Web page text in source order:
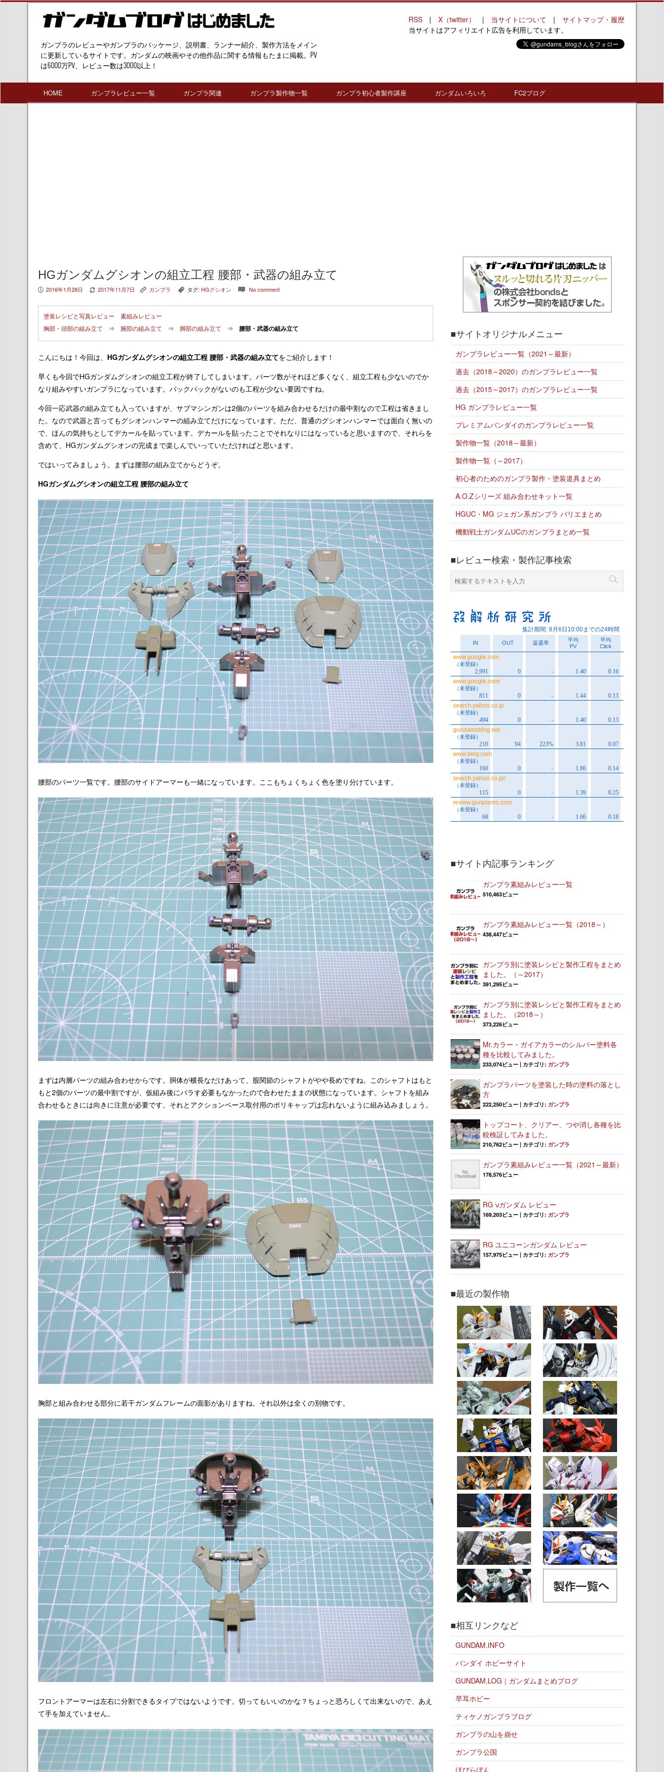
ガンプラのレビューやガンプラのパッケージ、説明書、ランナー紹介、製作方法をメイン
に更新しているサイトです。ガンダムの映画やその他作品に関する情報もたまに掲載。PV
は6000万PV、レビュー数は3000以上！
RSS | X（twitter） | 当サイトについて | サイトマップ・履歴
当サイトはアフィリエイト広告を利用しています。
HOME ガンプラレビュー一覧 ガンプラ関連 ガンプラ製作物一覧 ガンプラ初心者製作講座 ガンダムいろいろ FC2ブログ
HGガンダムグシオンの組立工程 腰部・武器の組み立て
P 2016年1月28日 V 2017年11月7日 K ガンプラ , タグ: HGグシオン c No comment
塗装レシピと写真レビュー
素組みレビュー
胸部・頭部の組み立て ⇒ 腕部の組み立て ⇒ 脚部の組み立て ⇒ 腰部・武器の組み立て
こんにちは！今回は、 HGガンダムグシオンの組立工程 腰部・武器の組み立てをご紹介します！
早くも今回でHGガンダムグシオンの組立工程が終了してしまいます。パーツ数がそれほど多くなく、組立工程も少ないのでか
なり組みやすいガンプラになっています。バックパックがないのも工程が少ない要因ですね。
今回一応武器の組み立ても入っていますが、サブマシンガンは2個のパーツを組み合わせるだけの最中割なので工程は省きまし
た。なので武器と言ってもグシオンハンマーの組み立てだけになっています。ただ、普通のグシオンハンマーでは面白く無いの
で、ほんの気持ちとしてデカールを貼っています。デカールを貼ったことでそれなりにはなっていると思いますので、それらを
含めて、HGガンダムグシオンの完成まで楽しんでいっていただければと思います。
ではいってみましょう。まずは腰部の組み立てからどうぞ。
HGガンダムグシオンの組立工程 腰部の組み立て
腰部のパーツ一覧です。腰部のサイドアーマーも一緒になっています。ここもちょくちょく色を塗り分けています。
まずは内層パーツの組み合わせからです。胴体が横長なだけあって、股関節のシャフトがやや長めですね。このシャフトはもと
もと2個のパーツの最中割ですが、仮組み後にバラす必要もなかったので合わせたままの状態になっています。シャフトを組み
合わせるときには向きに注意が必要です。それとアクションベース取付用のポリキャップは忘れないように組み込みましょう。
胸部と組み合わせる部分に若干ガンダムフレームの面影がありますね。それ以外は全くの別物です。
フロントアーマーは左右に分割できるタイプではないようです。切ってもいいのかな？ちょっと恐ろしくて出来ないので、あえ
て手を加えていません。
■サイトオリジナルメニュー
ガンプラレビュー一覧（2021～最新）
過去（2018～2020）のガンプラレビュー一覧
過去（2015～2017）のガンプラレビュー一覧
HG ガンプラレビュー一覧
プレミアムバンダイのガンプラレビュー一覧
製作物一覧（2018～最新）
製作物一覧（～2017）
初心者のためのガンプラ製作・塗装道具まとめ
A.O.Zシリーズ 組み合わせキット一覧
HGUC・MG ジェガン系ガンプラ バリエまとめ
機動戦士ガンダムUCのガンプラまとめ一覧
■レビュー検索・製作記事検索
■サイト内記事ランキング
ガンプラ素組みレビュー一覧
510,463ビュー
ガンプラ素組みレビュー一覧（2018～）
438,447ビュー
ガンプラ別に塗装レシピと製作工程をまとめ
ました。（～2017）
391,295ビュー
ガンプラ別に塗装レシピと製作工程をまとめ
ました。（2018～）
373,226ビュー
Mr.カラー・ガイアカラーのシルバー塗料各
種を比較してみました。
233,074ビュー | カテゴリ: ガンプラ
ガンプラパーツを塗装した時の塗料の落とし
方
222,250ビュー | カテゴリ: ガンプラ
トップコート、クリアー、つや消し各種を比
較検証してみました。
210,762ビュー | カテゴリ: ガンプラ
ガンプラ素組みレビュー一覧（2021～最新）
178,576ビュー
RG νガンダム レビュー
169,203ビュー | カテゴリ: ガンプラ
RG ユニコーンガンダム レビュー
157,975ビュー | カテゴリ: ガンプラ
■最近の製作物
■相互リンクなど
GUNDAM.INFO
バンダイ ホビーサイト
GUNDAM.LOG｜ガンダムまとめブログ
早耳ホビー
ティケノガンプラブログ
ガンプラの山を崩せ
ガンプラ公国
ほびらぼん